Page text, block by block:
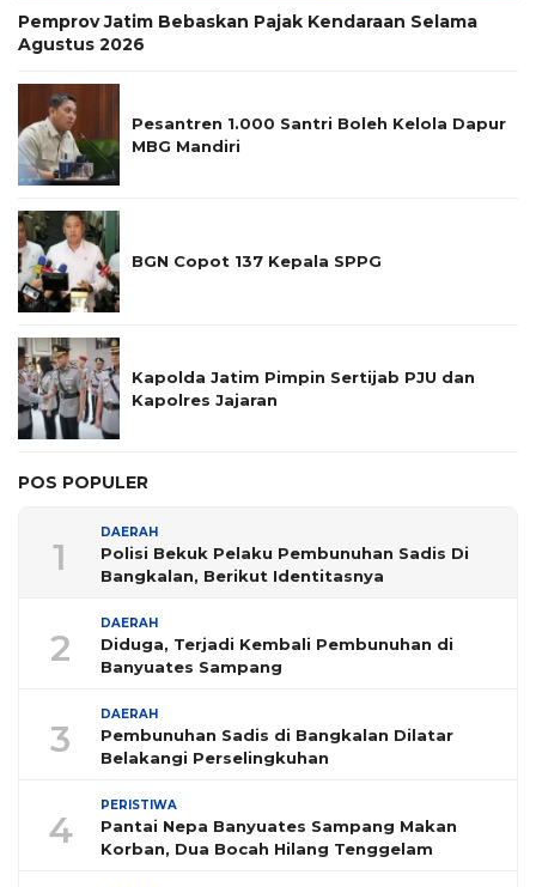
Pemprov Jatim Bebaskan Pajak Kendaraan Selama
Agustus 2026
Pesantren 1.000 Santri Boleh Kelola Dapur
MBG Mandiri
BGN Copot 137 Kepala SPPG
Kapolda Jatim Pimpin Sertijab PJU dan
Kapolres Jajaran
POS POPULER
1
DAERAH
Polisi Bekuk Pelaku Pembunuhan Sadis Di
Bangkalan, Berikut Identitasnya
2
DAERAH
Diduga, Terjadi Kembali Pembunuhan di
Banyuates Sampang
3
DAERAH
Pembunuhan Sadis di Bangkalan Dilatar
Belakangi Perselingkuhan
4
PERISTIWA
Pantai Nepa Banyuates Sampang Makan
Korban, Dua Bocah Hilang Tenggelam